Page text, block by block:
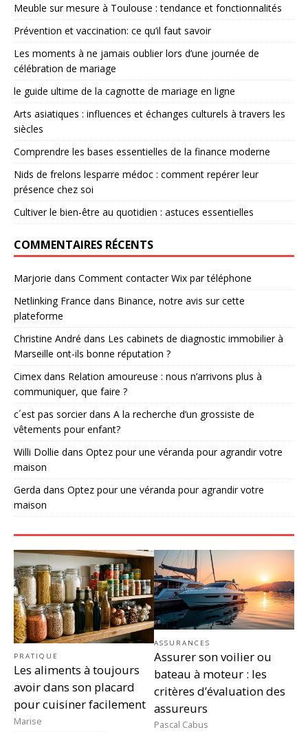
Meuble sur mesure à Toulouse : tendance et fonctionnalités
Prévention et vaccination: ce qu’il faut savoir
Les moments à ne jamais oublier lors d’une journée de
célébration de mariage
le guide ultime de la cagnotte de mariage en ligne
Arts asiatiques : influences et échanges culturels à travers les
siècles
Comprendre les bases essentielles de la finance moderne
Nids de frelons lesparre médoc : comment repérer leur
présence chez soi
Cultiver le bien-être au quotidien : astuces essentielles
COMMENTAIRES RÉCENTS
Marjorie dans Comment contacter Wix par téléphone
Netlinking France dans Binance, notre avis sur cette
plateforme
Christine André dans Les cabinets de diagnostic immobilier à
Marseille ont-ils bonne réputation ?
Cimex dans Relation amoureuse : nous n’arrivons plus à
communiquer, que faire ?
c´est pas sorcierdans A la recherche d’un grossiste de
vêtements pour enfant?
Willi Dollie dans Optez pour une véranda pour agrandir votre
maison
Gerda dans Optez pour une véranda pour agrandir votre
maison
PRATIQUE
Les aliments à toujours
avoir dans son placard
pour cuisiner facilement
Marise
ASSURANCES
Assurer son voilier ou
bateau à moteur : les
critères d’évaluation des
assureurs
Pascal Cabus